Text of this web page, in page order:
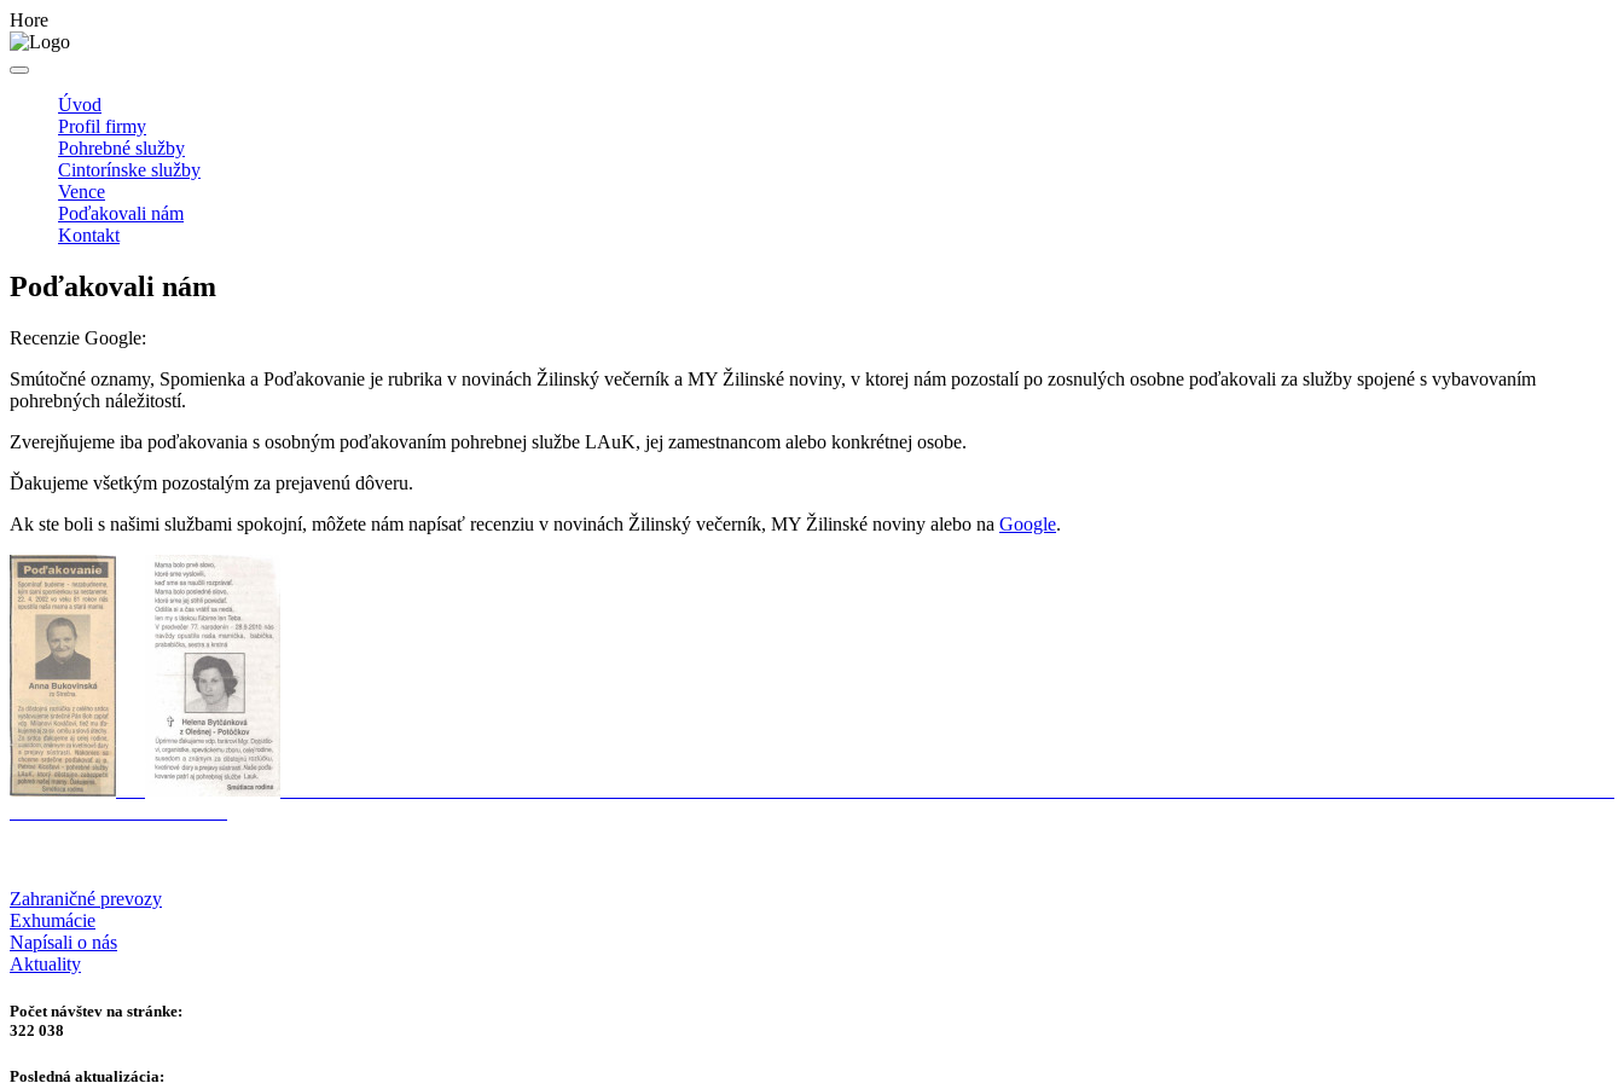
Hore
Úvod
Profil firmy
Pohrebné služby
Cintorínske služby
Vence
Poďakovali nám
Kontakt
Poďakovali nám
Recenzie Google:
Smútočné oznamy, Spomienka a Poďakovanie je rubrika v novinách Žilinský večerník a MY Žilinské noviny, v ktorej nám pozostalí po zosnulých osobne poďakovali za služby spojené s vybavovaním
pohrebných náležitostí.
Zverejňujeme iba poďakovania s osobným poďakovaním pohrebnej službe LAuK, jej zamestnancom alebo konkrétnej osobe.
Ďakujeme všetkým pozostalým za prejavenú dôveru.
Ak ste boli s našimi službami spokojní, môžete nám napísať recenziu v novinách Žilinský večerník, MY Žilinské noviny alebo na Google.
Zahraničné prevozy
Exhumácie
Napísali o nás
Aktuality
Počet návštev na stránke:
322 038
Posledná aktualizácia: